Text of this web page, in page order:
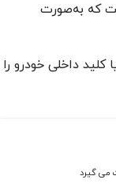
است که به‌صورت
داخلی خودرو را
می گیرد